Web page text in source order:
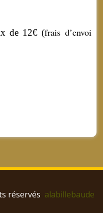
de 12€ (frais d’envoi
réservés alabillebaude